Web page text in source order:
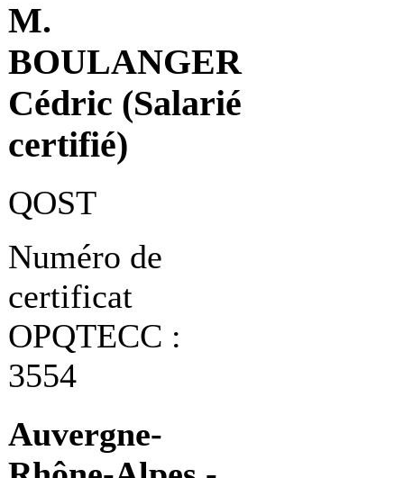
M.
BOULANGER
Cédric (Salarié
certifié)
QOST
Numéro de
certificat
OPQTECC :
3554
Auvergne-